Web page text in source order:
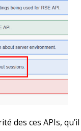
des ces APIs,